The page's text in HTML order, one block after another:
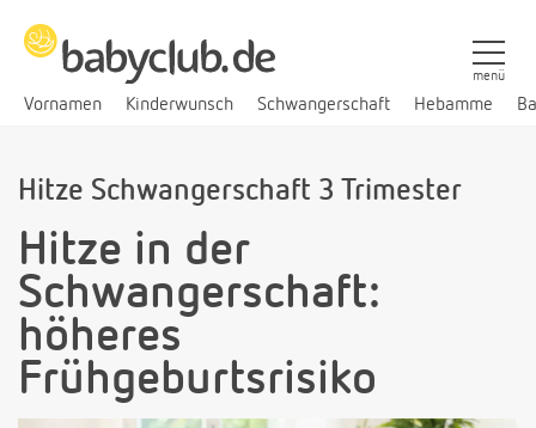
Vornamen Kinderwunsch Schwangerschaft Hebamme
menü
Hitze Schwangerschaft 3 Trimester
Hitze in der
Schwangerschaft:
höheres
Frühgeburtsrisiko